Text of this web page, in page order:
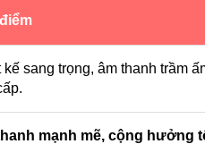
kế sang trọng, âm thanh trầm
mạnh mẽ, cộng hưởng